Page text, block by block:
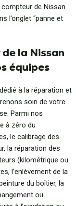
de Nissan
l’onglet “panne et
la Nissan
équipes
à la réparation et
soin de votre
Parmi nos
à zéro du
le calibrage des
la réparation des
(kilométrique ou
l’enlèvement de la
du boîtier, la
ou